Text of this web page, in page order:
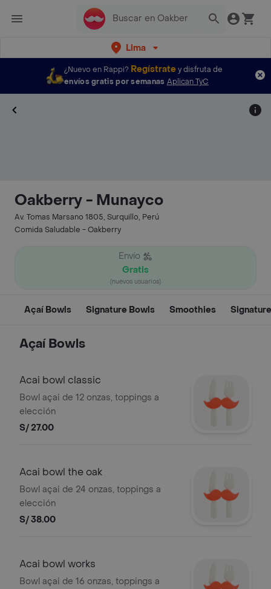
Lima
¿Nuevo en Rappi? Regístratey disfruta de
envíos gratis por semanas Aplican TyC
Oakberry - Munayco
Av. Tomas Marsano 1805, Surquillo, Perú
Comida Saludable - Oakberry
Envío
Gratis
(nuevos usuarios)
Açaí Bowls Signature Bowls Smoothies
Açaí Bowls
Acai bowl classic
Bowl açai de 12 onzas, toppings a
elección
S/ 27.00
Acai bowl the oak
Bowl açai de 24 onzas, toppings a
elección
S/ 38.00
Acai bowl works
Bowl açai de 16 onzas, toppings a